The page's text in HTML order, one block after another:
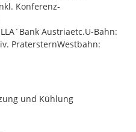
Konferenz-
Austriaetc.U-Bahn:
PratersternWestbahn:
und Kühlung